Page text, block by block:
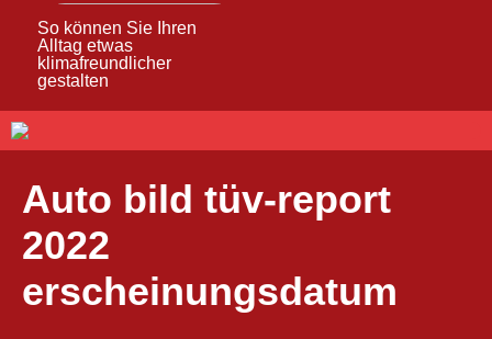
So können Sie Ihren
Alltag etwas
klimafreundlicher
gestalten
Auto bild tüv-report
2022
erscheinungsdatum